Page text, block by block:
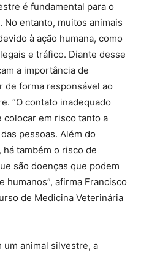
é fundamental para o
entanto, muitos animais
à ação humana, como
e tráfico. Diante desse
a importância de
de forma responsável ao
“O contato inadequado
em risco tanto a
pessoas. Além do
também o risco de
são doenças que podem
humanos”, afirma Francisco
de Medicina Veterinária
um animal silvestre, a